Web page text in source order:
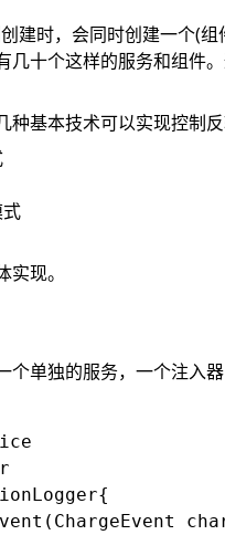
建时，会同时创建一个(
几十个这样的服务和组件
种基本技术可以实现控制
现。
个单独的服务，一个注入